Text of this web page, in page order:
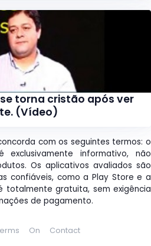
torna cristão após ver
(Vídeo)
com os seguintes termos: o
exclusivamente informativo, não
Os aplicativos avaliados são
confiáveis, como a Play Store e a
totalmente gratuita, sem exigência
de pagamento.
On Contact